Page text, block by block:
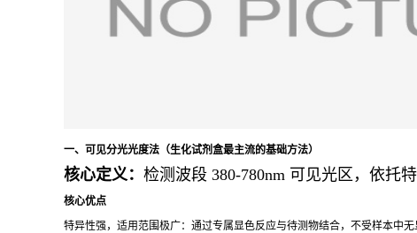
一、可见分光光度法（生化试剂盒最主流的基础方法）
核心定义： 检测波段 380-780nm 可见光区，依托
核心优点
特异性强，适用范围极广：通过专属显色反应与待测物结合，不受样本中